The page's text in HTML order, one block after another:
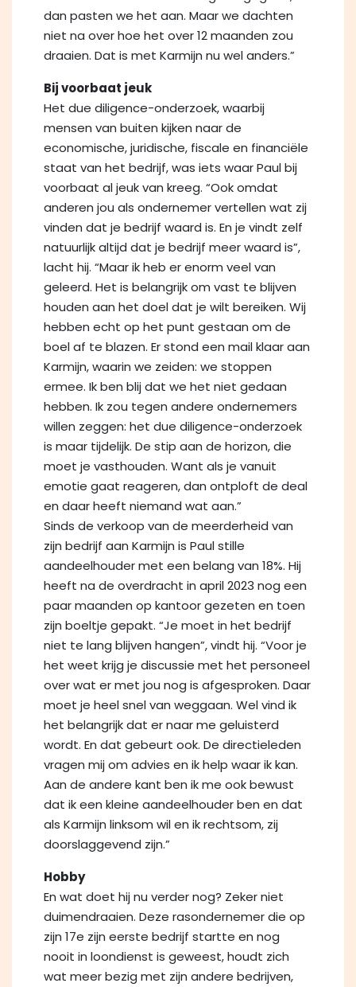
dan pasten we het aan. Maar we dachten
niet na over hoe het over 12 maanden zou
draaien. Dat is met Karmijn nu wel anders.”
Bij voorbaat jeuk
Het due diligence-onderzoek, waarbij
mensen van buiten kijken naar de
economische, juridische, fiscale en financiële
staat van het bedrijf, was iets waar Paul bij
voorbaat al jeuk van kreeg. “Ook omdat
anderen jou als ondernemer vertellen wat zij
vinden dat je bedrijf waard is. En je vindt zelf
natuurlijk altijd dat je bedrijf meer waard is”,
lacht hij. “Maar ik heb er enorm veel van
geleerd. Het is belangrijk om vast te blijven
houden aan het doel dat je wilt bereiken. Wij
hebben echt op het punt gestaan om de
boel af te blazen. Er stond een mail klaar aan
Karmijn, waarin we zeiden: we stoppen
ermee. Ik ben blij dat we het niet gedaan
hebben. Ik zou tegen andere ondernemers
willen zeggen: het due diligence-onderzoek
is maar tijdelijk. De stip aan de horizon, die
moet je vasthouden. Want als je vanuit
emotie gaat reageren, dan ontploft de deal
en daar heeft niemand wat aan.”
Sinds de verkoop van de meerderheid van
zijn bedrijf aan Karmijn is Paul stille
aandeelhouder met een belang van 18%. Hij
heeft na de overdracht in april 2023 nog een
paar maanden op kantoor gezeten en toen
zijn boeltje gepakt. “Je moet in het bedrijf
niet te lang blijven hangen”, vindt hij. “Voor je
het weet krijg je discussie met het personeel
over wat er met jou nog is afgesproken. Daar
moet je heel snel van weggaan. Wel vind ik
het belangrijk dat er naar me geluisterd
wordt. En dat gebeurt ook. De directieleden
vragen mij om advies en ik help waar ik kan.
Aan de andere kant ben ik me ook bewust
dat ik een kleine aandeelhouder ben en dat
als Karmijn linksom wil en ik rechtsom, zij
doorslaggevend zijn.”
Hobby
En wat doet hij nu verder nog? Zeker niet
duimendraaien. Deze rasondernemer die op
zijn 17e zijn eerste bedrijf startte en nog
nooit in loondienst is geweest, houdt zich
wat meer bezig met zijn andere bedrijven,